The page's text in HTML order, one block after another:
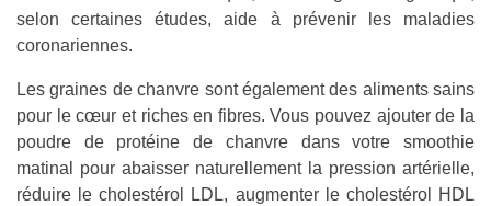
selon certaines études, aide à prévenir les maladies
coronariennes.
Les graines de chanvre sont également des aliments sains
pour le cœur et riches en fibres. Vous pouvez ajouter de la
poudre de protéine de chanvre dans votre smoothie
matinal pour abaisser naturellement la pression artérielle,
réduire le cholestérol LDL, augmenter le cholestérol HDL